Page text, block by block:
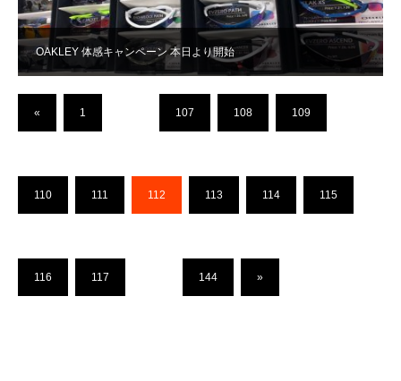
OAKLEY 体感キャンペーン 本日より開始
« 1 107 108 109
110 111 112 113 114 115
116 117 144 »